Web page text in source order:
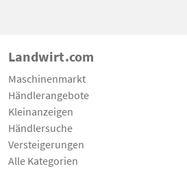
Landwirt.com
Maschinenmarkt
Händlerangebote
Kleinanzeigen
Händlersuche
Versteigerungen
Alle Kategorien